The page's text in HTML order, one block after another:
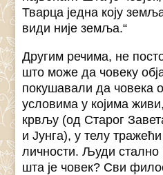
Тварца једна коју
види није земља.“
Другим речима, не
што може да човеку
покушавали да човека
условима у којима
крвљу (од Старог
и Јунга), у телу тражећи
личности. Људи стално
шта је човек? Сви